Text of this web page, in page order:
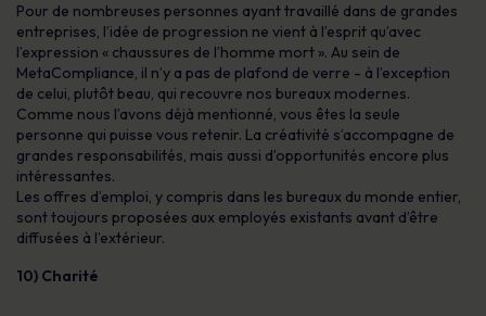
Pour de nombreuses personnes ayant travaillé dans de grandes
entreprises, l’idée de progression ne vient à l’esprit qu’avec
l’expression « chaussures de l’homme mort ». Au sein de
MetaCompliance, il n’y a pas de plafond de verre - à l’exception
de celui, plutôt beau, qui recouvre nos bureaux modernes.
Comme nous l’avons déjà mentionné, vous êtes la seule
personne qui puisse vous retenir. La créativité s’accompagne de
grandes responsabilités, mais aussi d’opportunités encore plus
intéressantes.
Les offres d’emploi, y compris dans les bureaux du monde entier,
sont toujours proposées aux employés existants avant d’être
diffusées à l’extérieur.
10) Charité